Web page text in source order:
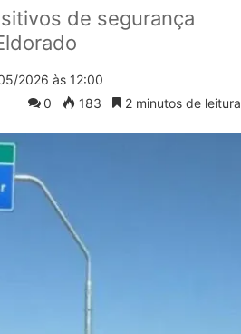
de segurança
2026 às 12:00
0
183 2 minutos de leitura